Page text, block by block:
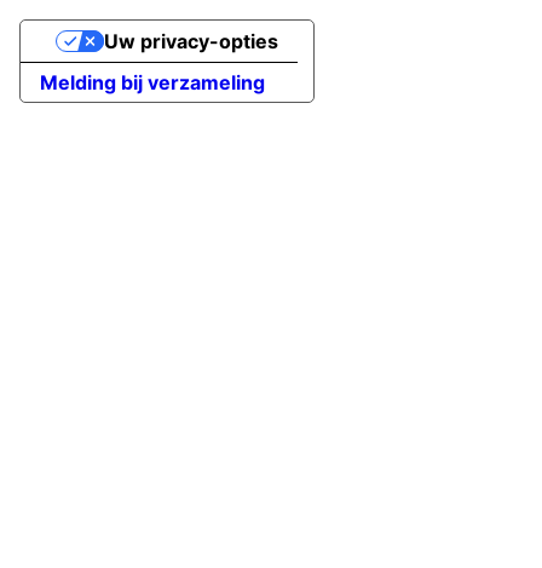
Melding bij verzameling
Uw privacy-opties